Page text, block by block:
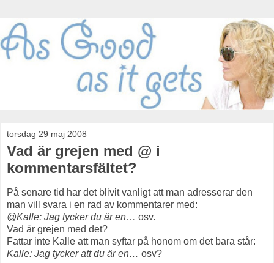
torsdag 29 maj 2008
Vad är grejen med @ i
kommentarsfältet?
På senare tid har det blivit vanligt att man adresserar den
man vill svara i en rad av kommentarer med:
@Kalle: Jag tycker du är en… osv.
Vad är grejen med det?
Fattar inte Kalle att man syftar på honom om det bara står:
Kalle: Jag tycker att du är en… osv?